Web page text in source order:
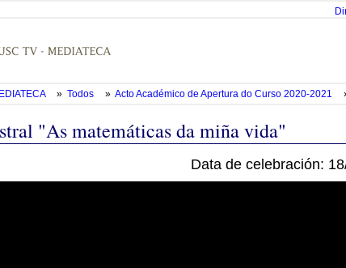
» Todos » Acto Académico de Apertura do Curso 2020-2021
"As matemáticas da miña vida"
Data de celebración: